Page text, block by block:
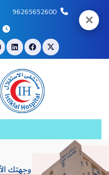
96265652600 ✕